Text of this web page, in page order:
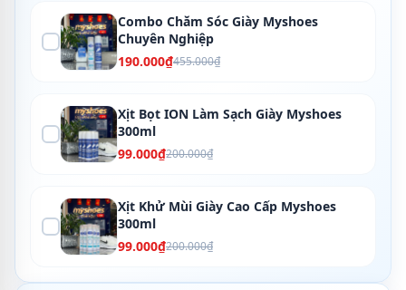
Combo Chăm Sóc Giày Myshoes
Chuyên Nghiệp
190.000₫455.000₫
Xịt Bọt ION Làm Sạch Giày Myshoes
300ml
99.000₫200.000₫
Xịt Khử Mùi Giày Cao Cấp Myshoes
300ml
99.000₫200.000₫